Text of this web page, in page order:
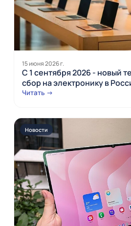
15 июня 2026 г.
С 1 сентября 2026 - новый
сбор на электронику в
Читать →
Новости